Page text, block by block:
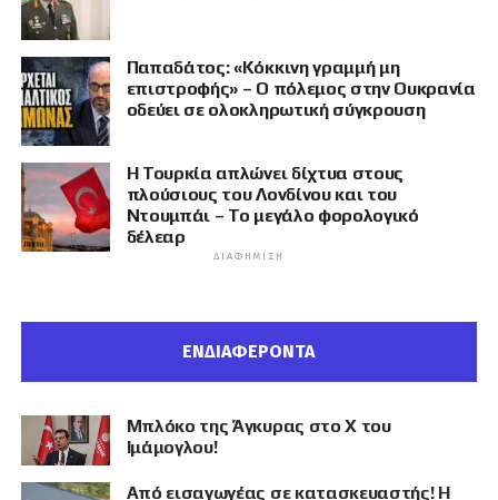
Παπαδάτος: «Κόκκινη γραμμή μη
επιστροφής» – Ο πόλεμος στην Ουκρανία
οδεύει σε ολοκληρωτική σύγκρουση
Η Τουρκία απλώνει δίχτυα στους
πλούσιους του Λονδίνου και του
Ντουμπάι – Το μεγάλο φορολογικό
δέλεαρ
ΔΙΑΦΉΜΙΣΗ
ΕΝΔΙΑΦΕΡΟΝΤΑ
Μπλόκο της Άγκυρας στο X του
Ιμάμογλου!
Από εισαγωγέας σε κατασκευαστής! Η